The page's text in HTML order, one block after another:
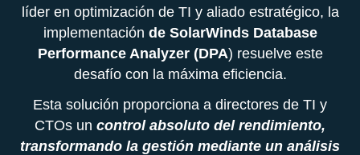
líder en optimización de TI y aliado estratégico, la
implementación de SolarWinds Database
Performance Analyzer (DPA) resuelve este
desafío con la máxima eficiencia.
Esta solución proporciona a directores de TI y
CTOs un control absoluto del rendimiento,
transformando la gestión mediante un análisis